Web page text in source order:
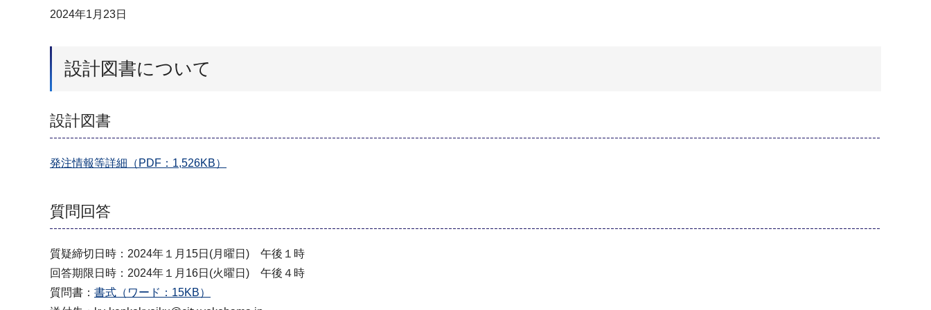
2024年1月23日
設計図書について
設計図書
発注情報等詳細（PDF：1,526KB）
質問回答
質疑締切日時：2024年１月15日(月曜日) 午後１時
回答期限日時：2024年１月16日(火曜日) 午後４時
質問書： 書式（ワード：15KB）